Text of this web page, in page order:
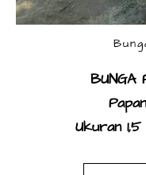
BUNGA
Ukuran